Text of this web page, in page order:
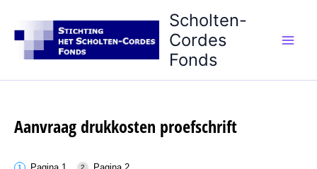
inhoud
Scholten-
Cordes
Fonds
Aanvraag drukkosten proefschrift